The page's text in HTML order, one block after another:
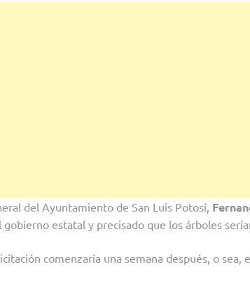
del Ayuntamiento de San Luis Potosí,
estatal y precisado que los árboles
comenzaría una semana después, o sea,